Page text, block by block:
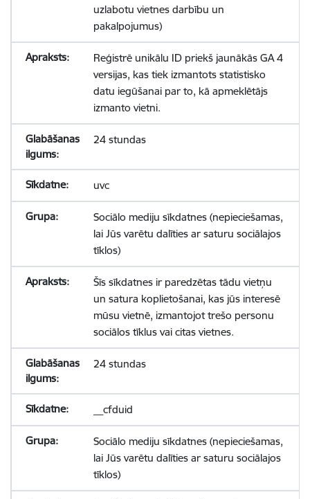
uzlabotu vietnes darbību un
pakalpojumus)
Reģistrē unikālu ID priekš jaunākās GA 4
versijas, kas tiek izmantots statistisko
datu iegūšanai par to, kā apmeklētājs
izmanto vietni.
24 stundas
uvc
Sociālo mediju sīkdatnes (nepieciešamas,
lai Jūs varētu dalīties ar saturu sociālajos
tīklos)
Šīs sīkdatnes ir paredzētas tādu vietņu
un satura koplietošanai, kas jūs interesē
mūsu vietnē, izmantojot trešo personu
sociālos tīklus vai citas vietnes.
24 stundas
__cfduid
Sociālo mediju sīkdatnes (nepieciešamas,
lai Jūs varētu dalīties ar saturu sociālajos
tīklos)